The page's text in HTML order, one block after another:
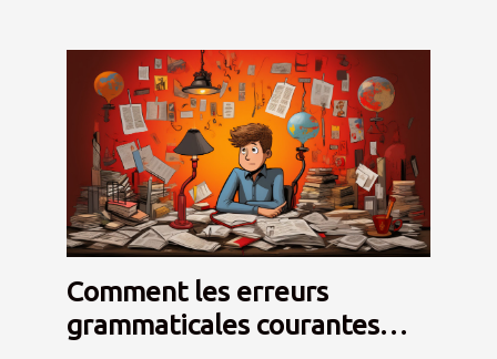
Comment les erreurs
grammaticales courantes